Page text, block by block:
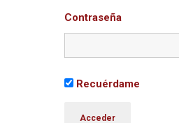
Contraseña
Recuérdame